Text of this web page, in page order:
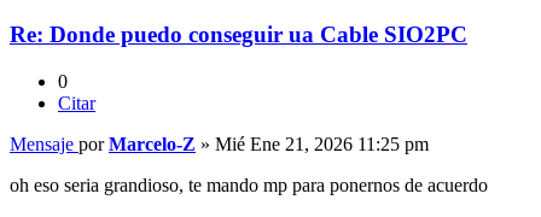
Re: Donde puedo conseguir ua Cable SIO2PC
0
Citar
Mensaje porMarcelo-Z » Mié Ene 21, 2026 11:25 pm
oh eso seria grandioso, te mando mp para ponernos de acuerdo